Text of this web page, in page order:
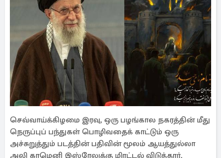
செவ்வாய்க்கிழமை இரவு, ஒரு பழங்கால நகரத்தின் மீது
நெருப்புப் பந்துகள் பொழிவதைக் காட்டும் ஒரு
அச்சுறுத்தும் படத்தின் பதிவின் மூலம் ஆயத்துல்லா
அலி காமெனி இஸ்ரேலுக்கு மிரட்டல் விடுத்தார்.